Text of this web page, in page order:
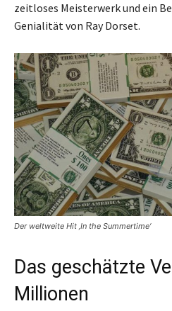
zeitloses Meisterwerk und ein
Genialität von Ray Dorset.
Der weltweite Hit ‚In the Summertime‘
Das geschätzte
Millionen